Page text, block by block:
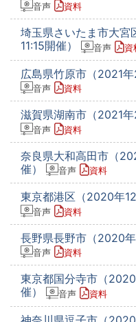
音声 資料
埼玉県さいたま市大
11:15開催）
音声 資
広島県竹原市（2021
音声 資料
滋賀県湖南市（2021
音声 資料
奈良県大和高田市（
催）
音声 資料
東京都港区（2020年
音声 資料
長野県長野市（2020年
音声 資料
東京都国分寺市（
催）
音声 資料